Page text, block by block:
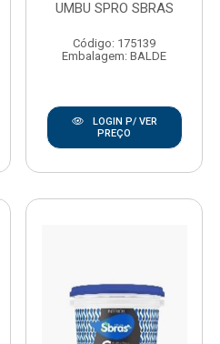
UMBU SPRO SBRAS
Código: 175139
Embalagem: BALDE
LOGIN P/ VER
PREÇO